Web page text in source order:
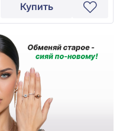
Купить